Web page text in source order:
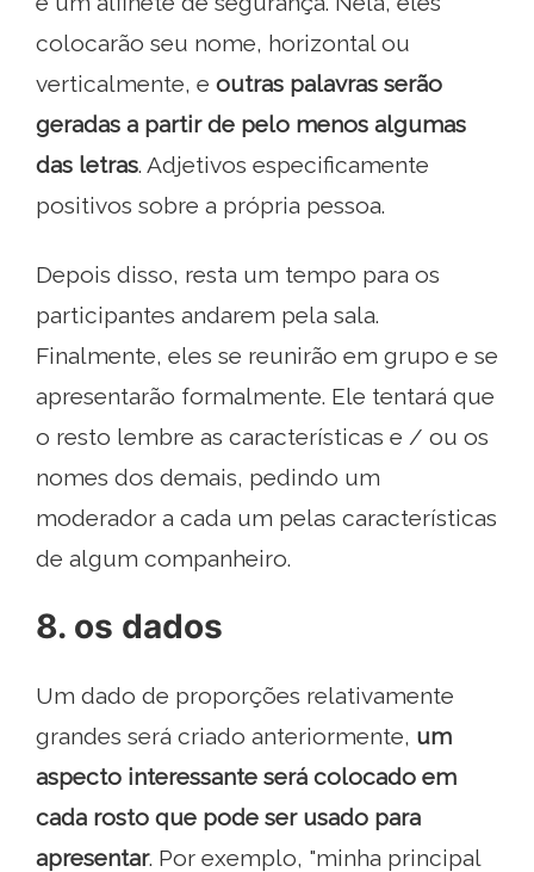
colocarão seu nome, horizontal ou
verticalmente, e outras palavras serão
geradas a partir de pelo menos algumas
das letras. Adjetivos especificamente
positivos sobre a própria pessoa.
Depois disso, resta um tempo para os
participantes andarem pela sala.
Finalmente, eles se reunirão em grupo e se
apresentarão formalmente. Ele tentará que
o resto lembre as características e / ou os
nomes dos demais, pedindo um
moderador a cada um pelas características
de algum companheiro.
8. os dados
Um dado de proporções relativamente
grandes será criado anteriormente, um
aspecto interessante será colocado em
cada rosto que pode ser usado para
apresentar. Por exemplo, "minha principal